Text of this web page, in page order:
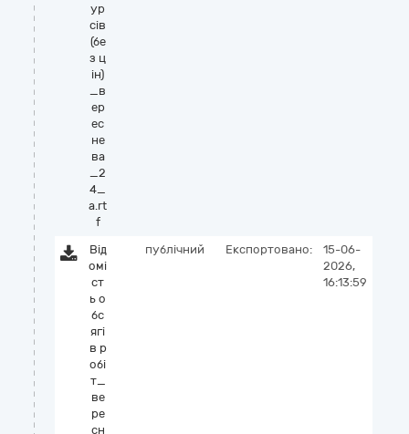
ур
сів
(бе
з ц
ін)
_в
ер
ес
не
ва
_2
4_
а.rt
f
Від
омі
ст
ь о
бс
ягі
в р
обі
т_
ве
ре
сн
публічний Експортовано:
15-06-
2026,
16:13:59